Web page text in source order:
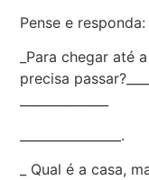
Pense e responda:
_Para chegar até
precisa
________________.
_ Qual é a casa,